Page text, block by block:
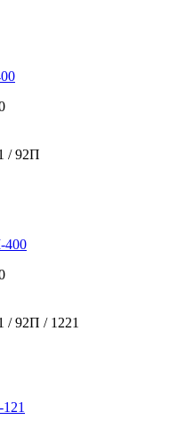
/ 92П
400
/ 92П / 1221